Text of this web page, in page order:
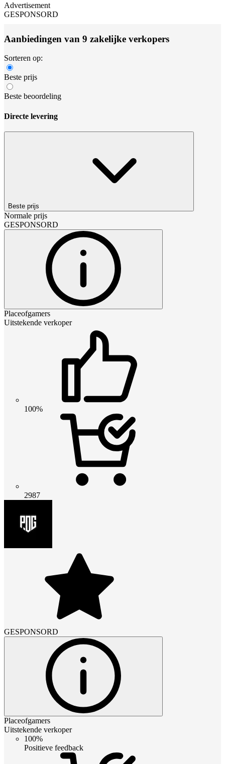
Advertisement
GESPONSORD
Aanbiedingen van 9 zakelijke verkopers
Sorteren op:
Beste prijs
Beste beoordeling
Directe levering
Beste prijs
Normale prijs
GESPONSORD
Placeofgamers
Uitstekende verkoper
100%
2987
GESPONSORD
Placeofgamers
Uitstekende verkoper
100%
Positieve feedback